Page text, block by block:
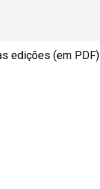
edições (em PDF)